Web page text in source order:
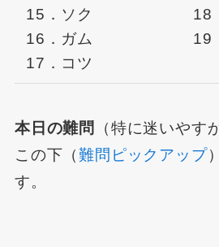
15．ソク
16．ガム
17．コツ
18
19
本日の難問
（特に迷いやす
この下（難問ピックアップ
す。